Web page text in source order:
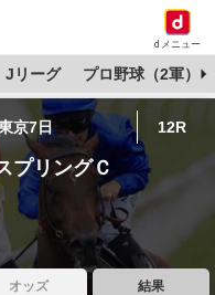
dメニュー
Jリーグ プロ野球（2軍）
京7日 12R
プリングＣ
オッズ 結果